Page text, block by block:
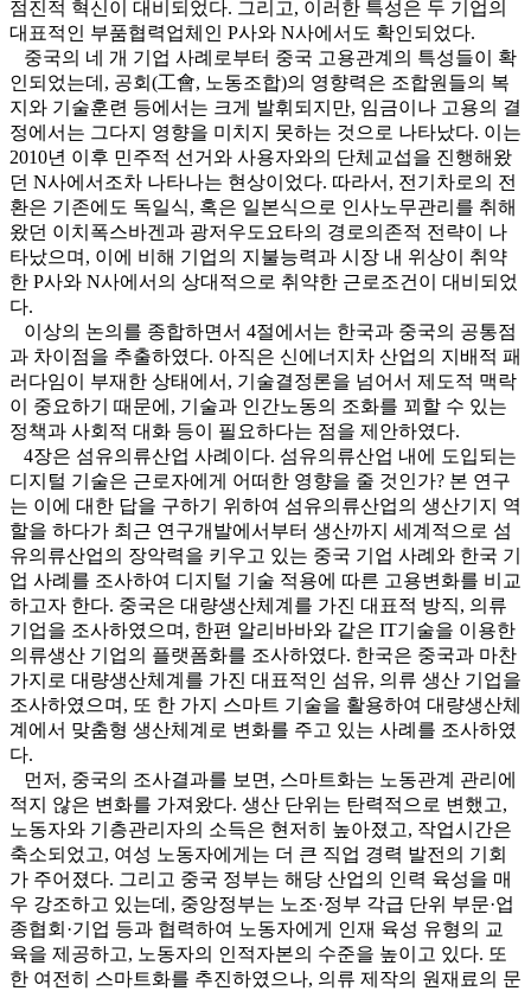
점진적 혁신이 대비되었다. 그리고, 이러한 특성은 두 기업의
대표적인 부품협력업체인 P사와 N사에서도 확인되었다.
중국의 네 개 기업 사례로부터 중국 고용관계의 특성들이 확
인되었는데, 공회(工會, 노동조합)의 영향력은 조합원들의 복
지와 기술훈련 등에서는 크게 발휘되지만, 임금이나 고용의 결
정에서는 그다지 영향을 미치지 못하는 것으로 나타났다. 이는
2010년 이후 민주적 선거와 사용자와의 단체교섭을 진행해왔
던 N사에서조차 나타나는 현상이었다. 따라서, 전기차로의 전
환은 기존에도 독일식, 혹은 일본식으로 인사노무관리를 취해
왔던 이치폭스바겐과 광저우도요타의 경로의존적 전략이 나
타났으며, 이에 비해 기업의 지불능력과 시장 내 위상이 취약
한 P사와 N사에서의 상대적으로 취약한 근로조건이 대비되었
다.
이상의 논의를 종합하면서 4절에서는 한국과 중국의 공통점
과 차이점을 추출하였다. 아직은 신에너지차 산업의 지배적 패
러다임이 부재한 상태에서, 기술결정론을 넘어서 제도적 맥락
이 중요하기 때문에, 기술과 인간노동의 조화를 꾀할 수 있는
정책과 사회적 대화 등이 필요하다는 점을 제안하였다.
4장은 섬유의류산업 사례이다. 섬유의류산업 내에 도입되는
디지털 기술은 근로자에게 어떠한 영향을 줄 것인가? 본 연구
는 이에 대한 답을 구하기 위하여 섬유의류산업의 생산기지 역
할을 하다가 최근 연구개발에서부터 생산까지 세계적으로 섬
유의류산업의 장악력을 키우고 있는 중국 기업 사례와 한국 기
업 사례를 조사하여 디지털 기술 적용에 따른 고용변화를 비교
하고자 한다. 중국은 대량생산체계를 가진 대표적 방직, 의류
기업을 조사하였으며, 한편 알리바바와 같은 IT기술을 이용한
의류생산 기업의 플랫폼화를 조사하였다. 한국은 중국과 마찬
가지로 대량생산체계를 가진 대표적인 섬유, 의류 생산 기업을
조사하였으며, 또 한 가지 스마트 기술을 활용하여 대량생산체
계에서 맞춤형 생산체계로 변화를 주고 있는 사례를 조사하였
다.
먼저, 중국의 조사결과를 보면, 스마트화는 노동관계 관리에
적지 않은 변화를 가져왔다. 생산 단위는 탄력적으로 변했고,
노동자와 기층관리자의 소득은 현저히 높아졌고, 작업시간은
축소되었고, 여성 노동자에게는 더 큰 직업 경력 발전의 기회
가 주어졌다. 그리고 중국 정부는 해당 산업의 인력 육성을 매
우 강조하고 있는데, 중앙정부는 노조·정부 각급 단위 부문·업
종협회·기업 등과 협력하여 노동자에게 인재 육성 유형의 교
육을 제공하고, 노동자의 인적자본의 수준을 높이고 있다. 또
한 여전히 스마트화를 추진하였으나, 의류 제작의 원재료의 문